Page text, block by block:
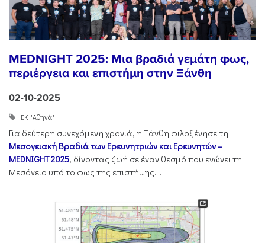
MEDNIGHT 2025: Μια βραδιά γεμάτη φως,
περιέργεια και επιστήμη στην Ξάνθη
02-10-2025
ΕΚ "Αθηνά"
Για δεύτερη συνεχόμενη χρονιά, η Ξάνθη φιλοξένησε τη
Μεσογειακή Βραδιά των Ερευνητριών και Ερευνητών –
MEDNIGHT2025, δίνοντας ζωή σε έναν θεσμό που ενώνει τη
Μεσόγειο υπό το φως της επιστήμης....